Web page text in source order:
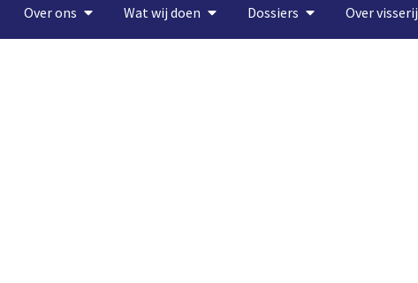
Over ons Wat wij doen Dossiers Over visserij